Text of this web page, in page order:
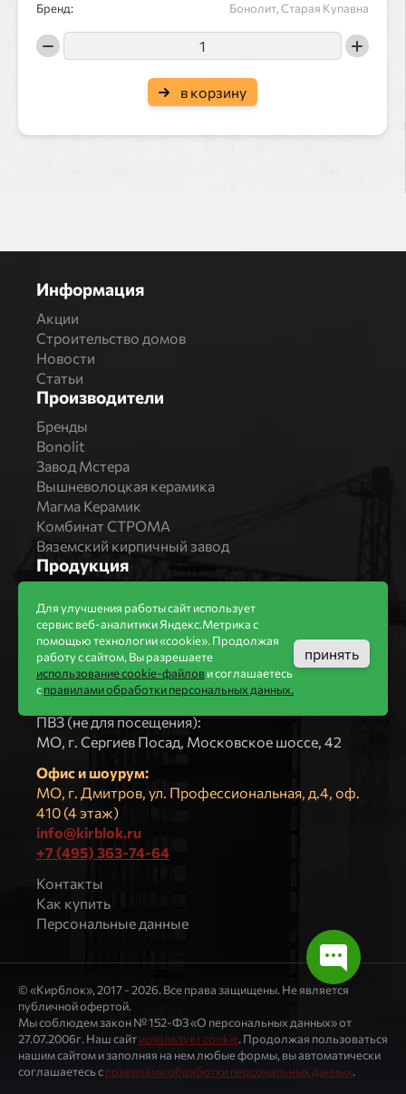
Бренд: Бонолит, Старая Купавна
в корзину
Информация
Акции
Строительство домов
Новости
Статьи
Производители
Бренды
Bonolit
Завод Мстера
Вышневолоцкая керамика
Магма Керамик
Комбинат СТРОМА
Вяземский кирпичный завод
Продукция
Блоки Bonolit
Строительный кирпич
Облицовочный кирпич
Компания
ООО «КИРБЛОК»
ПВЗ (не для посещения):
МO, г. Сергиев Посад, Московское шоссе, 42
Офис и шоурум:
МО, г. Дмитров, ул. Профессиональная, д.4, оф.
410 (4 этаж)
info@kirblok.ru
+7 (495) 363-74-64
Контакты
Как купить
Персональные данные
© «Кирблок», 2017 - 2026. Все права защищены. Не является
публичной офертой.
Мы соблюдем закон № 152-ФЗ «О персональных данных» от
27.07.2006г. Наш сайтиспользует cookie. Продолжая пользоваться
нашим сайтом и заполняя на нем любые формы, вы автоматически
соглашаетесь справилами обработки персональных данных.
Для улучшения работы сайт использует
сервис веб-аналитики Яндекс.Метрика с
помощью технологии «cookie». Продолжая
работу с сайтом, Вы разрешаете
использование cookie-файлови соглашаетесь
справилами обработки персональных данных.
принять